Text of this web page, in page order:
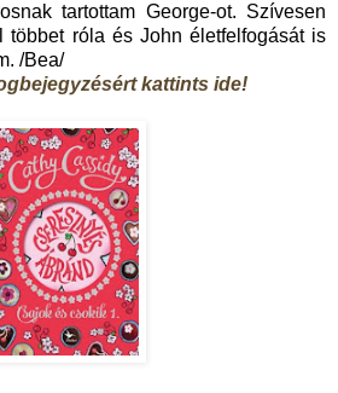
tartottam George-ot. Szívesen
többet róla és John életfelfogását is
/Bea/
kattints ide!